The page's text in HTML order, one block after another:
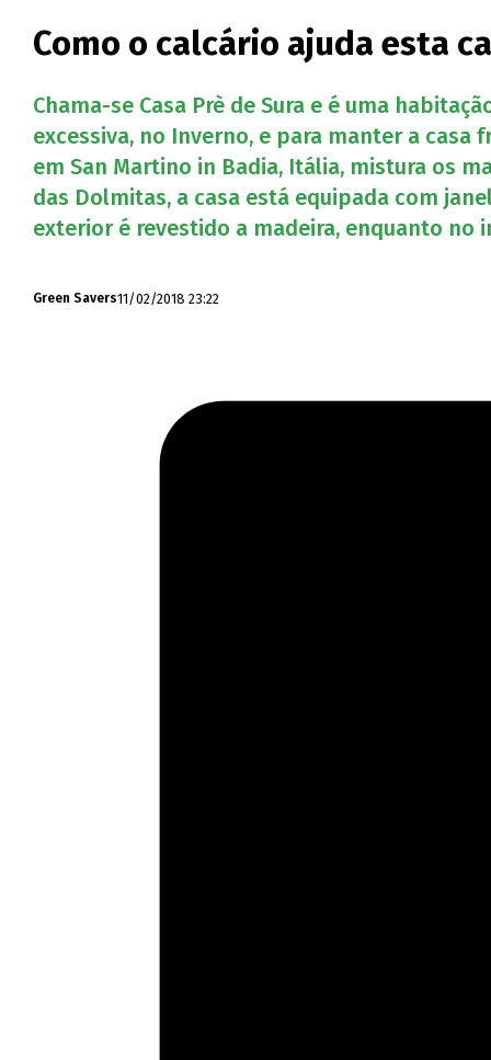
Como o calcário ajuda esta
Chama-se Casa Prè de Sura e é uma
excessiva, no Inverno, e para manter a casa
em San Martino in Badia, Itália, mistura os
das Dolmitas, a casa está equipada com
exterior é revestido a madeira, enquanto
Green Savers11/02/2018 23:22